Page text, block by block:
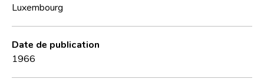
Luxembourg
Date de publication
1966